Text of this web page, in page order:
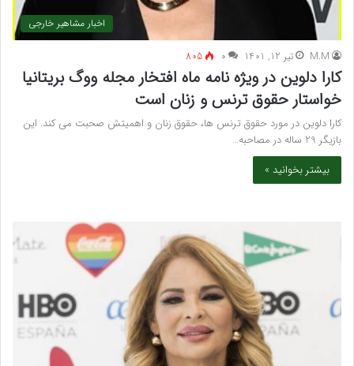
اخبار مشاهیر خارجی
M.M تیر 12, 1401 ۰ 805
کارا دلوین در ویژه نامه ماه افتخار مجله ووگ بریتانیا
خواستار حقوق ترنس و زنان است
کارا دلوین در مورد حقوق ترنس ها، حقوق زنان و اهمیتش صحبت می کند. این
بازیگر 29 ساله در مصاحبه…
بیشتر بخوانید »